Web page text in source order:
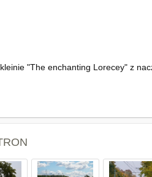
"The enchanting Lorecey" z